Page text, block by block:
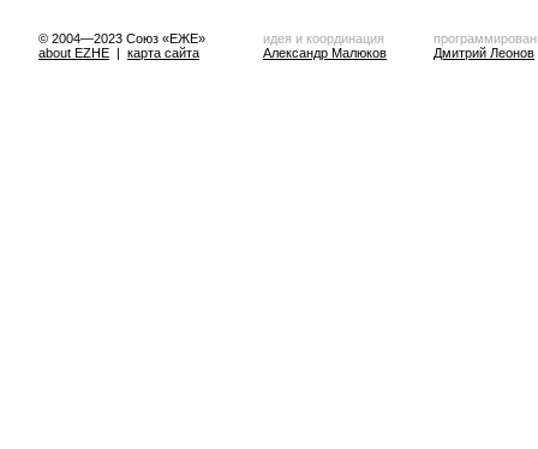
© 2004—2023 Союз «ЕЖЕ»
about EZHE | карта сайта
идея и координация
Александр Малюков
Дмитрий Леонов